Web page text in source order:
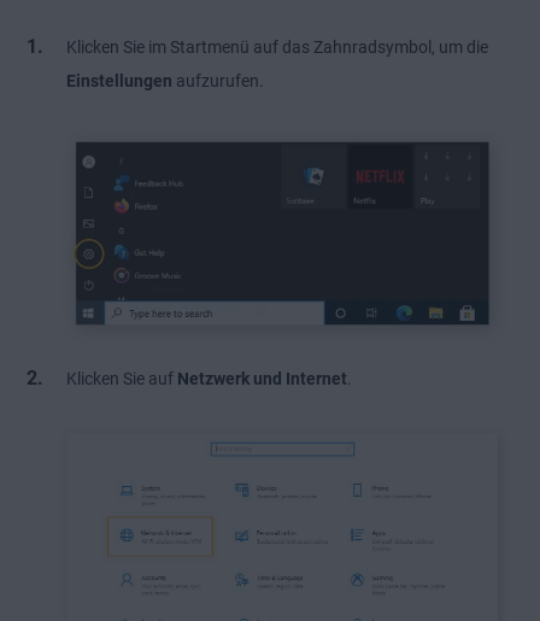
Klicken Sie im Startmenü auf das Zahnradsymbol, um die
Einstellungen aufzurufen.
Klicken Sie auf Netzwerk und Internet.